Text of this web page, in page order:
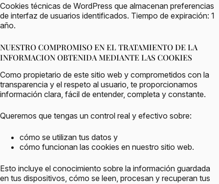
Cookies técnicas de WordPress que almacenan preferencias
de interfaz de usuarios identificados. Tiempo de expiración: 1
año.
NUESTRO COMPROMISO EN EL TRATAMIENTO DE LA
INFORMACION OBTENIDA MEDIANTE LAS COOKIES
Como propietario de este sitio web y comprometidos con la
transparencia y el respeto al usuario, te proporcionamos
información clara, fácil de entender, completa y constante.
Queremos que tengas un control real y efectivo sobre:
cómo se utilizan tus datos y
cómo funcionan las cookies en nuestro sitio web.
Esto incluye el conocimiento sobre la información guardada
en tus dispositivos, cómo se leen, procesan y recuperan tus